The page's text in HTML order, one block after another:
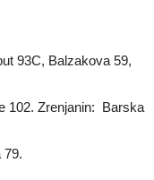
93C, Balzakova 59,
102. Zrenjanin: Barska
79.